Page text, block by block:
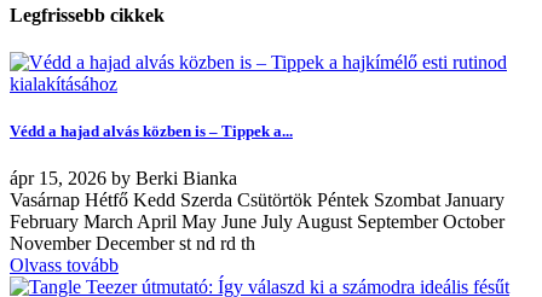
Legfrissebb cikkek
Védd a hajad alvás közben is – Tippek a...
ápr 15, 2026 by Berki Bianka
Vasárnap Hétfő Kedd Szerda Csütörtök Péntek Szombat January
February March April May June July August September October
November December st nd rd th
Olvass tovább